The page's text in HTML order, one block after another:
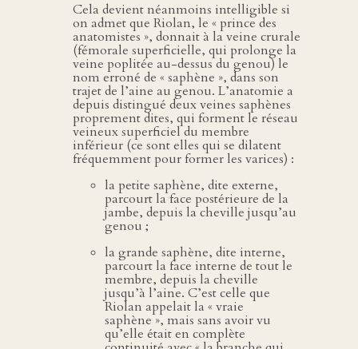
Cela devient néanmoins intelligible si
on admet que Riolan, le « prince des
anatomistes », donnait à la veine crurale
(fémorale superficielle, qui prolonge la
veine poplitée au-dessus du genou) le
nom erroné de « saphène », dans son
trajet de l’aine au genou. L’anatomie a
depuis distingué deux veines saphènes
proprement dites, qui forment le réseau
veineux superficiel du membre
inférieur (ce sont elles qui se dilatent
fréquemment pour former les varices) :
la petite saphène, dite externe,
parcourt la face postérieure de la
jambe, depuis la cheville jusqu’au
genou ;
la grande saphène, dite interne,
parcourt la face interne de tout le
membre, depuis la cheville
jusqu’à l’aine. C’est celle que
Riolan appelait la « vraie
saphène », mais sans avoir vu
qu’elle était en complète